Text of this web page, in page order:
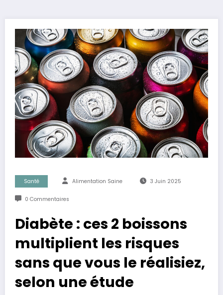
Santé Alimentation Saine 3 Juin 2025
0 Commentaires
Diabète : ces 2 boissons
multiplient les risques
sans que vous le réalisiez,
selon une étude